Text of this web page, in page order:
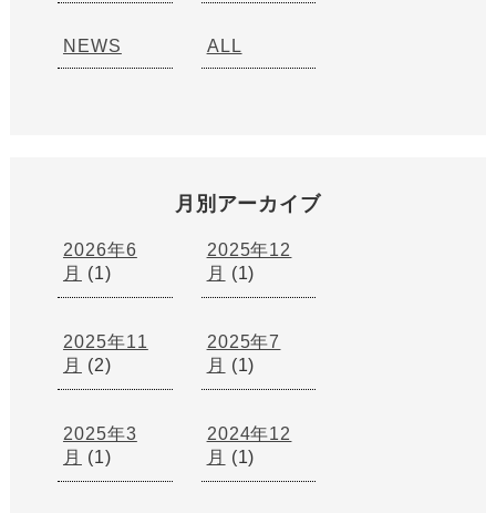
NEWS ALL
月別アーカイブ
2026年6
月
(1)
2025年12
月
(1)
2025年11
月
(2)
2025年7
月
(1)
2025年3
月
(1)
2024年12
月
(1)